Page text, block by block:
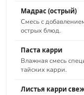
Мадрас (острый)
Смесь с
острых блюд.
Паста карри
Влажная смесь
тайских карри.
Листья карри